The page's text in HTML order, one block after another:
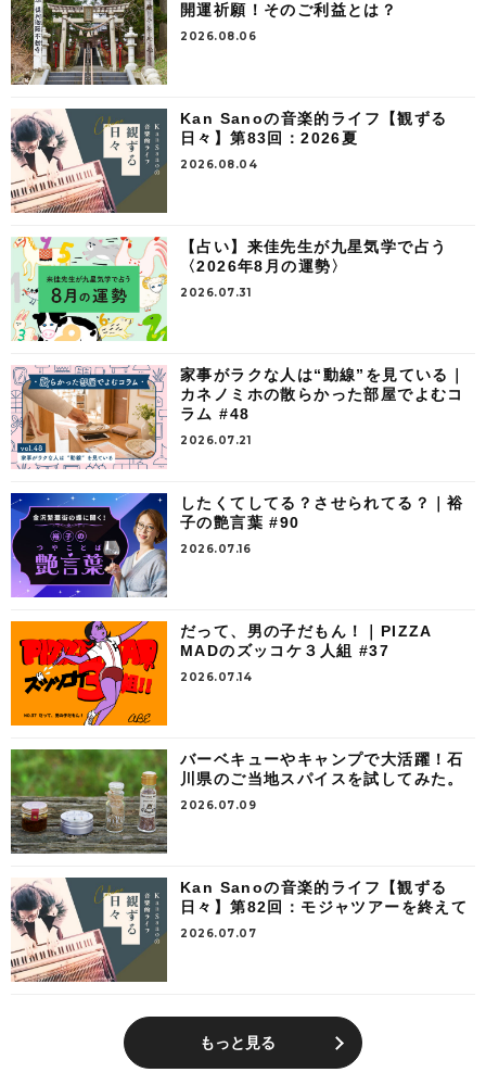
開運祈願！そのご利益とは？
2026.08.06
Kan Sanoの音楽的ライフ【観ずる
日々】第83回：2026夏
2026.08.04
【占い】来佳先生が九星気学で占う
〈2026年8月の運勢〉
2026.07.31
家事がラクな人は“動線”を見ている｜
カネノミホの散らかった部屋でよむコ
ラム #48
2026.07.21
したくてしてる？させられてる？｜裕
子の艶言葉 #90
2026.07.16
だって、男の子だもん！｜PIZZA
MADのズッコケ３人組 #37
2026.07.14
バーベキューやキャンプで大活躍！石
川県のご当地スパイスを試してみた。
2026.07.09
Kan Sanoの音楽的ライフ【観ずる
日々】第82回：モジャツアーを終えて
2026.07.07
もっと見る